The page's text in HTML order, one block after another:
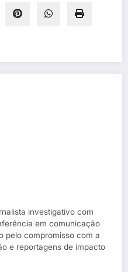
investigativo com
em comunicação
pelo compromisso com a
e reportagens de impacto